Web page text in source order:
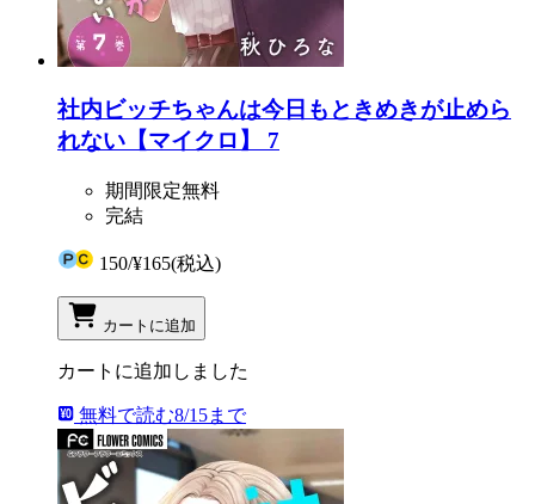
社内ビッチちゃんは今日もときめきが止めら
れない【マイクロ】 7
期間限定無料
完結
150/¥165(税込)
カートに追加
カートに追加しました
無料で読む8/15まで